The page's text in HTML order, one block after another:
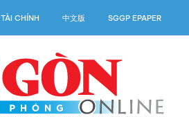
CHÍNH 中文版 SGGP EPAPER